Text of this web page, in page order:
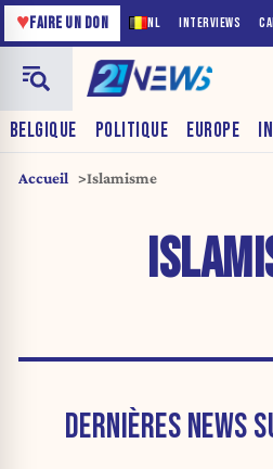
NL INTERVIEWS
♥FAIRE UN DON
BELGIQUE POLITIQUE EUROPE
Accueil Islamisme
DERNIÈRES NEWS